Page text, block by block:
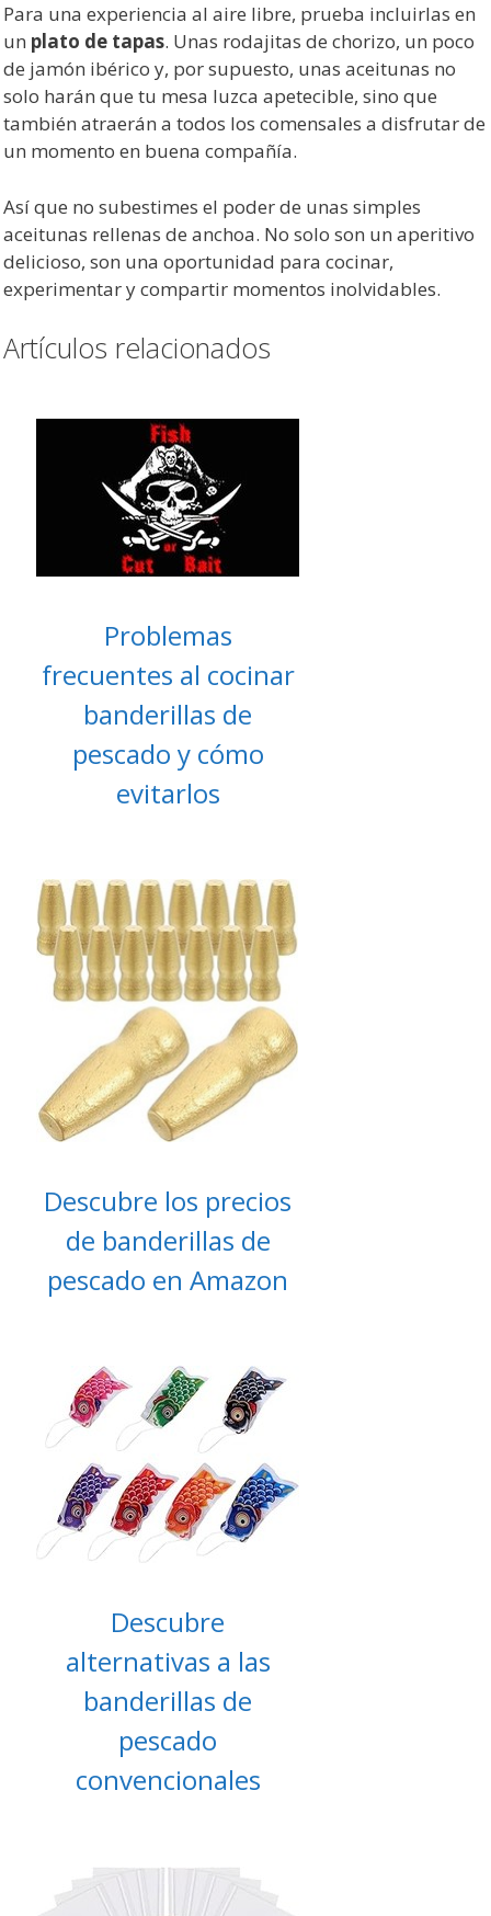
Para una experiencia al aire libre, prueba incluirlas en
un plato de tapas. Unas rodajitas de chorizo, un poco
de jamón ibérico y, por supuesto, unas aceitunas no
solo harán que tu mesa luzca apetecible, sino que
también atraerán a todos los comensales a disfrutar de
un momento en buena compañía.
Así que no subestimes el poder de unas simples
aceitunas rellenas de anchoa. No solo son un aperitivo
delicioso, son una oportunidad para cocinar,
experimentar y compartir momentos inolvidables.
Artículos relacionados
Problemas
frecuentes al cocinar
banderillas de
pescado y cómo
evitarlos
Descubre los precios
de banderillas de
pescado en Amazon
Descubre
alternativas a las
banderillas de
pescado
convencionales